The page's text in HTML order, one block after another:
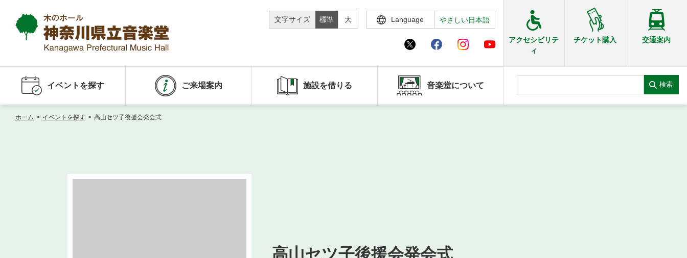
文字サイズ 標準 大 Language やさしい日本語
アクセシビリテ
ィ
チケット購入 交通案内
イベントを探す ご来場案内 施設を借りる 音楽堂について 検索
ホーム > イベントを探す > 高山セツ子後援会発会式
高山セツ子後援会発会式